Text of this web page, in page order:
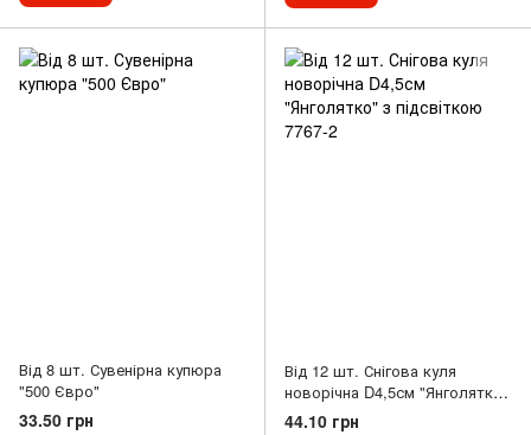
Від 8 шт. Сувенірна купюра
"500 Євро"
33.50 грн
Від 12 шт. Снігова куля
новорічна D4,5см "Янголятко"
з підсвіткою 7767-2
44.10 грн